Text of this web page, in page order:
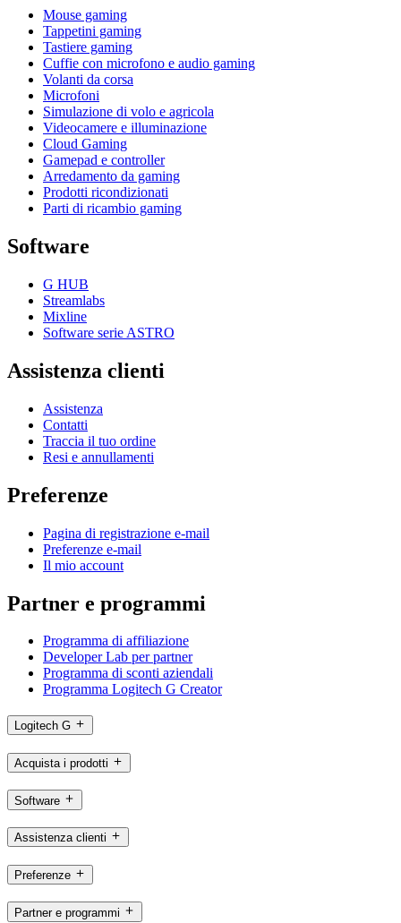
Mouse gaming
Tappetini gaming
Tastiere gaming
Cuffie con microfono e audio gaming
Volanti da corsa
Microfoni
Simulazione di volo e agricola
Videocamere e illuminazione
Cloud Gaming
Gamepad e controller
Arredamento da gaming
Prodotti ricondizionati
Parti di ricambio gaming
Software
G HUB
Streamlabs
Mixline
Software serie ASTRO
Assistenza clienti
Assistenza
Contatti
Traccia il tuo ordine
Resi e annullamenti
Preferenze
Pagina di registrazione e-mail
Preferenze e-mail
Il mio account
Partner e programmi
Programma di affiliazione
Developer Lab per partner
Programma di sconti aziendali
Programma Logitech G Creator
Logitech G
Acquista i prodotti
Software
Assistenza clienti
Preferenze
Partner e programmi